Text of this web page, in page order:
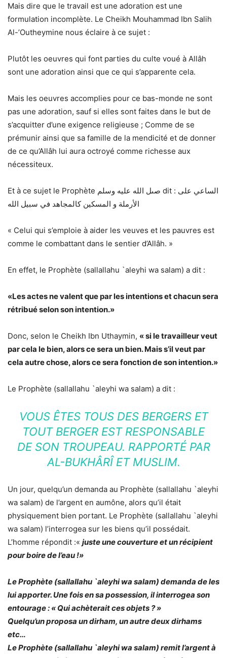
Mais dire que le travail est une adoration est une
formulation incomplète. Le Cheikh Mouhammad Ibn Salih
Al-’Outheymine nous éclaire à ce sujet :
Plutôt les oeuvres qui font parties du culte voué à Allâh
sont une adoration ainsi que ce qui s’apparente cela.
Mais les oeuvres accomplies pour ce bas-monde ne sont
pas une adoration, sauf si elles sont faites dans le but de
s’acquitter d’une exigence religieuse ; Comme de se
prémunir ainsi que sa famille de la mendicité et de donner
de ce qu’Allâh lui aura octroyé comme richesse aux
nécessiteux.
Et à ce sujet le Prophète صىل الله عليه وسلم dit : الساعي على
الأرملة و المسكين كالمجاهد في سبيل الله
« Celui qui s’emploie à aider les veuves et les pauvres est
comme le combattant dans le sentier d’Allâh. »
En effet, le Prophète (sallallahu `aleyhi wa salam) a dit :
«Les actes ne valent que par les intentions et chacun sera
rétribué selon son intention.»
Donc, selon le Cheikh Ibn Uthaymin, « si le travailleur veut
par cela le bien, alors ce sera un bien. Mais s’il veut par
cela autre chose, alors ce sera fonction de son intention.»
Le Prophète (sallallahu `aleyhi wa salam) a dit :
VOUS ÊTES TOUS DES BERGERS ET
TOUT BERGER EST RESPONSABLE
DE SON TROUPEAU. RAPPORTÉ PAR
AL-BUKHÂRÎ ET MUSLIM.
Un jour, quelqu’un demanda au Prophète (sallallahu `aleyhi
wa salam) de l’argent en aumône, alors qu’il était
physiquement bien portant. Le Prophète (sallallahu `aleyhi
wa salam) l’interrogea sur les biens qu’il possédait.
L’homme répondit :« juste une couverture et un récipient
pour boire de l’eau !»
Le Prophète (sallallahu `aleyhi wa salam) demanda de les
lui apporter. Une fois en sa possession, il interrogea son
entourage : « Qui achèterait ces objets ?»
Quelqu’un proposa un dirham, un autre deux dirhams
etc…
Le Prophète (sallallahu `aleyhi wa salam) remit l’argent à